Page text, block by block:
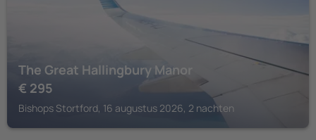
The Great Hallingbury Manor
€ 295
Bishops Stortford, 16 augustus 2026, 2 nachten